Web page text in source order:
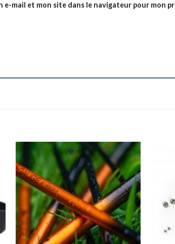
e-mail et mon site dans le navigateur pour mon